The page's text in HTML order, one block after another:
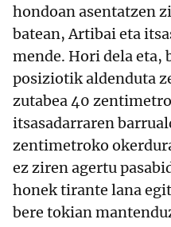
hondoan asentatzen
batean, Artibai eta
mende. Hori dela eta,
posiziotik aldenduta
zutabea 40
itsasadarraren
zentimetroko
ez ziren agertu
honek tirante lana
bere tokian